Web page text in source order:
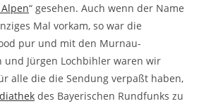
“ gesehen. Auch wenn der Name
Mal vorkam, so war die
pur und mit den Murnau-
und Jürgen Lochbihler waren wir
alle die die Sendung verpaßt haben,
des Bayerischen Rundfunks zu